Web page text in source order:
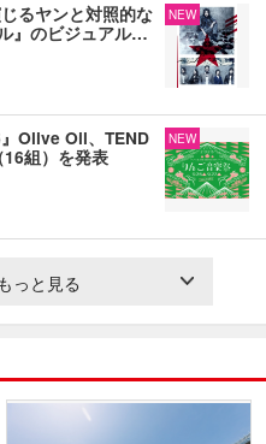
るヤンと対照的な
』のビジュアル…
NEW
Olive Oil、TEND
組）を発表
NEW
っと見る